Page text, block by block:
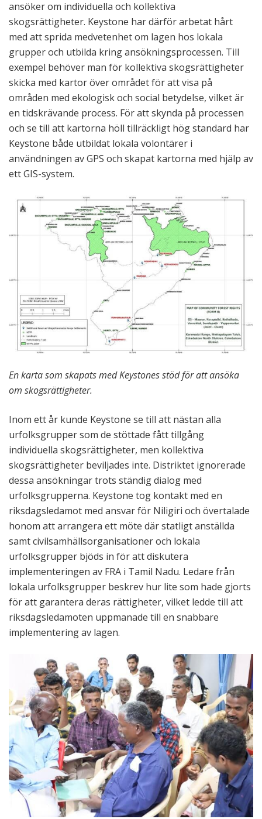
ansöker om individuella och kollektiva
skogsrättigheter. Keystone har därför arbetat hårt
med att sprida medvetenhet om lagen hos lokala
grupper och utbilda kring ansökningsprocessen. Till
exempel behöver man för kollektiva skogsrättigheter
skicka med kartor över området för att visa på
områden med ekologisk och social betydelse, vilket är
en tidskrävande process. För att skynda på processen
och se till att kartorna höll tillräckligt hög standard har
Keystone både utbildat lokala volontärer i
användningen av GPS och skapat kartorna med hjälp av
ett GIS-system.
En karta som skapats med Keystones stöd för att ansöka
om skogsrättigheter.
Inom ett år kunde Keystone se till att nästan alla
urfolksgrupper som de stöttade fått tillgång
individuella skogsrättigheter, men kollektiva
skogsrättigheter beviljades inte. Distriktet ignorerade
dessa ansökningar trots ständig dialog med
urfolksgrupperna. Keystone tog kontakt med en
riksdagsledamot med ansvar för Niligiri och övertalade
honom att arrangera ett möte där statligt anställda
samt civilsamhällsorganisationer och lokala
urfolksgrupper bjöds in för att diskutera
implementeringen av FRA i Tamil Nadu. Ledare från
lokala urfolksgrupper beskrev hur lite som hade gjorts
för att garantera deras rättigheter, vilket ledde till att
riksdagsledamoten uppmanade till en snabbare
implementering av lagen.